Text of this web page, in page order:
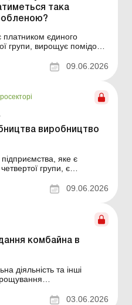
така
платником єдиного
групи, вирощує помідори
використовуватися як
помідори), так і
09.06.2026
виробництво
яке є
групи, є
Також підприємство
частина яких
09.06.2026
комбайна в
діяльність та інші
03.06.2026